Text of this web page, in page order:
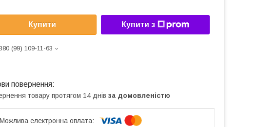
Купити Купити з
(99) 109-11-63
товару протягом 14 днів за домовленістю